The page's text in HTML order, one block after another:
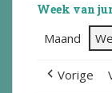
Week van
Maand
Vorige